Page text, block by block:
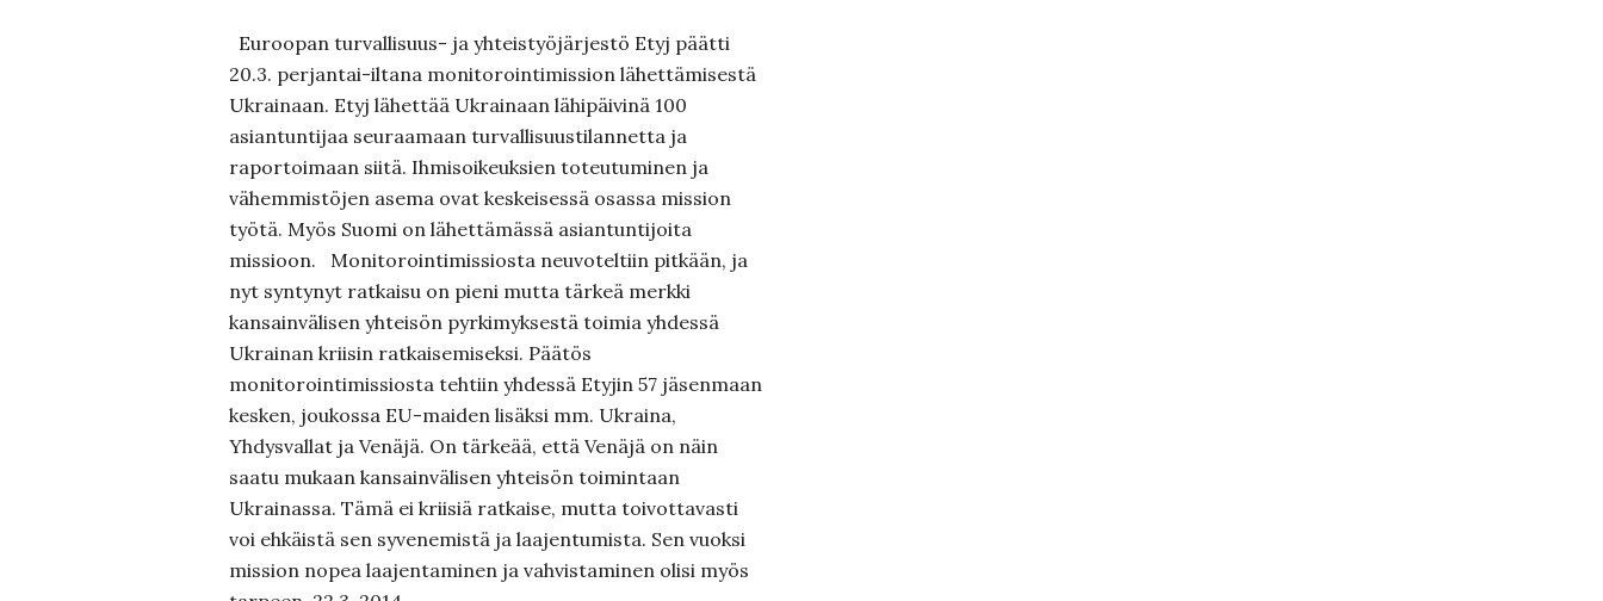
Euroopan turvallisuus- ja yhteistyöjärjestö Etyj päätti
20.3. perjantai-iltana monitorointimission lähettämisestä
Ukrainaan. Etyj lähettää Ukrainaan lähipäivinä 100
asiantuntijaa seuraamaan turvallisuustilannetta ja
raportoimaan siitä. Ihmisoikeuksien toteutuminen ja
vähemmistöjen asema ovat keskeisessä osassa mission
työtä. Myös Suomi on lähettämässä asiantuntijoita
missioon. Monitorointimissiosta neuvoteltiin pitkään, ja
nyt syntynyt ratkaisu on pieni mutta tärkeä merkki
kansainvälisen yhteisön pyrkimyksestä toimia yhdessä
Ukrainan kriisin ratkaisemiseksi. Päätös
monitorointimissiosta tehtiin yhdessä Etyjin 57 jäsenmaan
kesken, joukossa EU-maiden lisäksi mm. Ukraina,
Yhdysvallat ja Venäjä. On tärkeää, että Venäjä on näin
saatu mukaan kansainvälisen yhteisön toimintaan
Ukrainassa. Tämä ei kriisiä ratkaise, mutta toivottavasti
voi ehkäistä sen syvenemistä ja laajentumista. Sen vuoksi
mission nopea laajentaminen ja vahvistaminen olisi myös